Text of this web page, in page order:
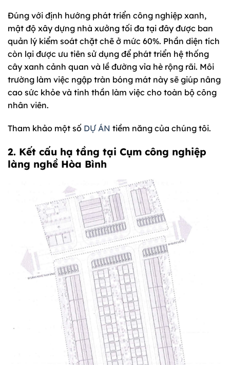
Đúng với định hướng phát triển công nghiệp xanh,
mật độ xây dựng nhà xưởng tối đa tại đây được ban
quản lý kiểm soát chặt chẽ ở mức 60%. Phần diện tích
còn lại được ưu tiên sử dụng để phát triển hệ thống
cây xanh cảnh quan và lề đường vỉa hè rộng rãi. Môi
trường làm việc ngập tràn bóng mát này sẽ giúp nâng
cao sức khỏe và tinh thần làm việc cho toàn bộ công
nhân viên.
Tham khảo một số DỰ ÁN tiềm năng của chúng tôi.
2. Kết cấu hạ tầng tại Cụm công nghiệp
làng nghề Hòa Bình